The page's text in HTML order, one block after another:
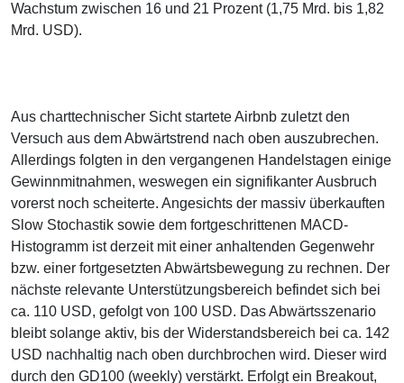
Wachstum zwischen 16 und 21 Prozent (1,75 Mrd. bis 1,82
Mrd. USD).
Aus charttechnischer Sicht startete Airbnb zuletzt den
Versuch aus dem Abwärtstrend nach oben auszubrechen.
Allerdings folgten in den vergangenen Handelstagen einige
Gewinnmitnahmen, weswegen ein signifikanter Ausbruch
vorerst noch scheiterte. Angesichts der massiv überkauften
Slow Stochastik sowie dem fortgeschrittenen MACD-
Histogramm ist derzeit mit einer anhaltenden Gegenwehr
bzw. einer fortgesetzten Abwärtsbewegung zu rechnen. Der
nächste relevante Unterstützungsbereich befindet sich bei
ca. 110 USD, gefolgt von 100 USD. Das Abwärtsszenario
bleibt solange aktiv, bis der Widerstandsbereich bei ca. 142
USD nachhaltig nach oben durchbrochen wird. Dieser wird
durch den GD100 (weekly) verstärkt. Erfolgt ein Breakout,